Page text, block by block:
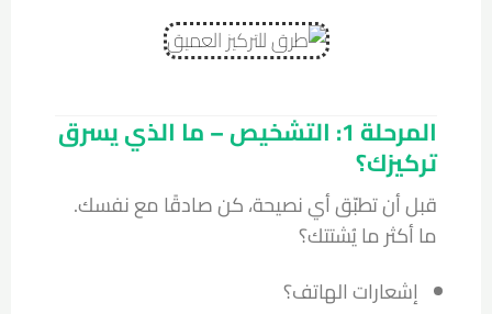
المرحلة 1: التشخيص – ما الذي يسرق
تركيزك؟
قبل أن تطبّق أي نصيحة، كن صادقًا مع نفسك.
ما أكثر ما يُشتتك؟
إشعارات الهاتف؟